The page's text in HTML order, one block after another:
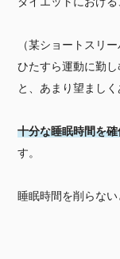
（某ショートスリ
ひたすら運動に勤
と、あまり望ましく
十分な睡眠時間を
す。
睡眠時間を削らな